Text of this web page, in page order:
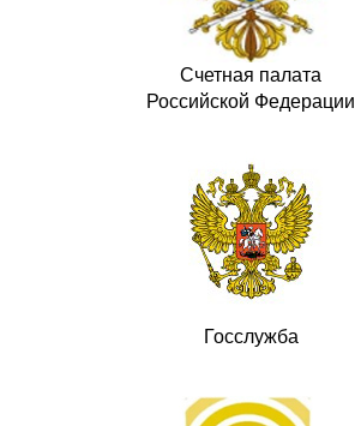
Счетная палата
Российской Федерации
Госслужба